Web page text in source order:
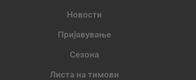
Новости
Пријавување
Сезона
Листа на тимови